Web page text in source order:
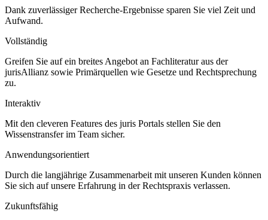
Dank zuverlässiger Recherche-Ergebnisse sparen Sie viel Zeit und
Aufwand.
Vollständig
Greifen Sie auf ein breites Angebot an Fachliteratur aus der
jurisAllianz sowie Primärquellen wie Gesetze und Rechtsprechung
zu.
Interaktiv
Mit den cleveren Features des juris Portals stellen Sie den
Wissenstransfer im Team sicher.
Anwendungsorientiert
Durch die langjährige Zusammenarbeit mit unseren Kunden können
Sie sich auf unsere Erfahrung in der Rechtspraxis verlassen.
Zukunftsfähig